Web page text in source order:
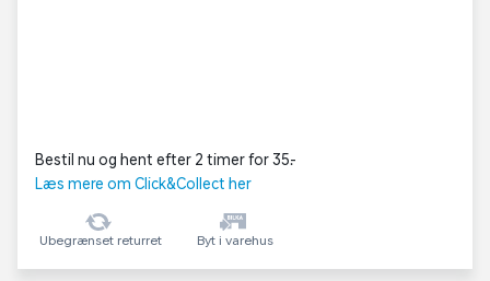
Bestil nu og hent efter 2 timer for 35,-
Læs mere om Click&Collect her
Ubegrænset returret Byt i varehus